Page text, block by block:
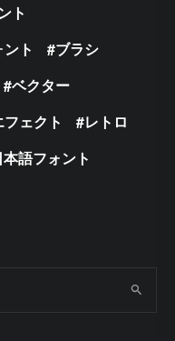
ト
ト
ブラシ
ベクター
ェクト
レトロ
語フォント